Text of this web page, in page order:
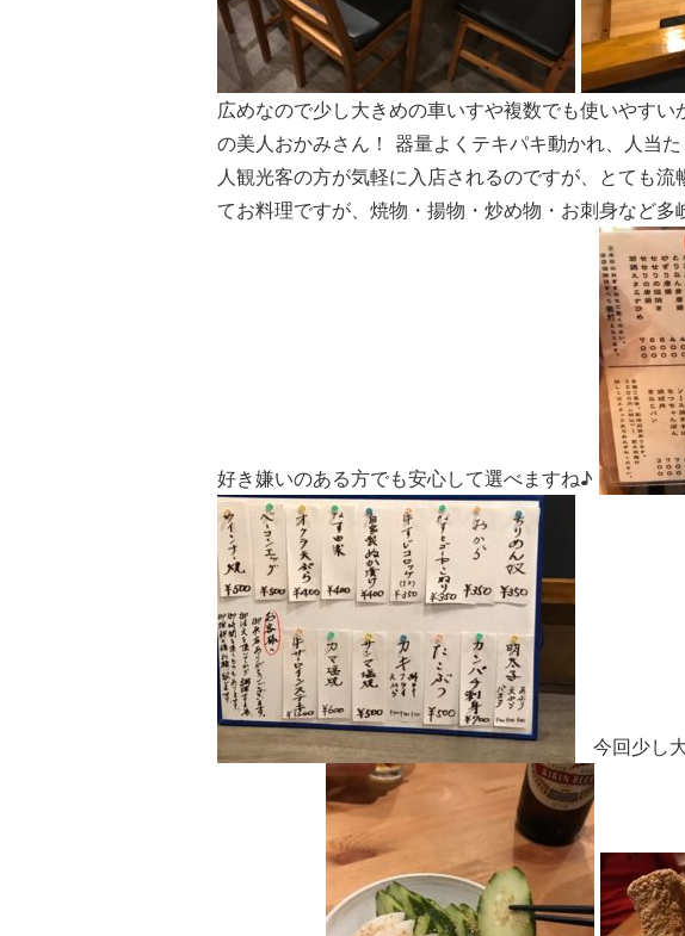
広めなので少し大きめの車いすや複数でも使いやす
の美人おかみさん！ 器量よくテキパキ動かれ、人当
人観光客の方が気軽に入店されるのですが、とても
てお料理ですが、焼物・揚物・炒め物・お刺身など多
好き嫌いのある方でも安心して選べますね♪
今回少し